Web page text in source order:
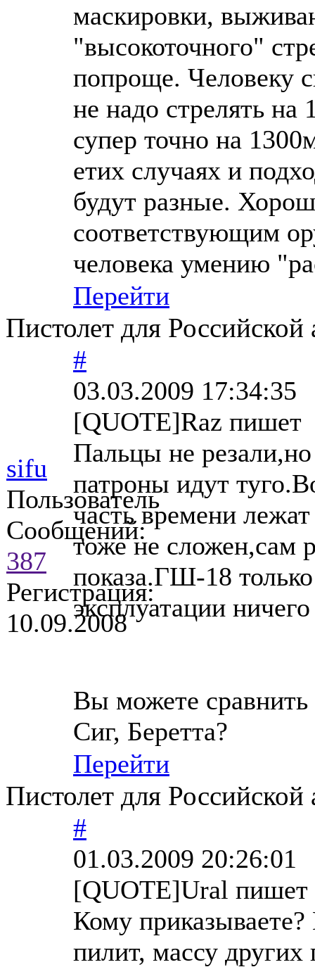
маскировки,
"высокоточного"
попроще. Человеку
не надо стрелять
супер точно на
етих случаях и
будут разные.
соответствующим
человека умению
Перейти
Пистолет для
sifu
Пользователь
Сообщений:
387
Регистрация:
10.09.2008
#
03.03.2009 17:34:35
[QUOTE]Raz пишет
Пальцы не
патроны идут
часть времени лежат
тоже не сложен,сам
показа.ГШ-18
эксплуатации
Вы можете
Сиг, Беретта?
Перейти
Пистолет для
#
01.03.2009 20:26:01
[QUOTE]Ural пишет
Кому
пилит, массу других